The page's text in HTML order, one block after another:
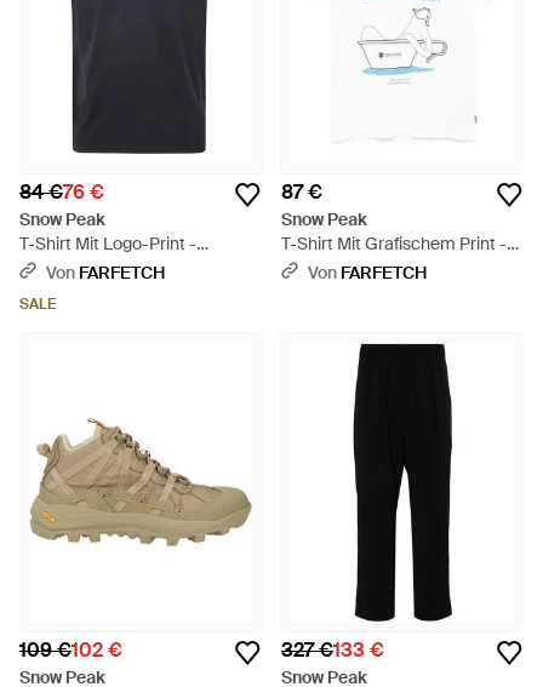
84 €76 €
Snow Peak
T-Shirt Mit Logo-Print -
Schwarz
Von FARFETCH
SALE
87 €
Snow Peak
T-Shirt Mit Grafischem Print -
WeißVon FARFETCH
109 €102 €
Snow Peak
327 €133 €
Snow Peak